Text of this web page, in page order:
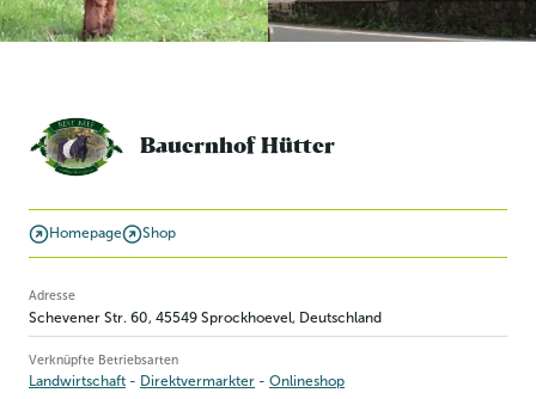
Bauernhof Hütter
Homepage Shop
Betriebsinformation
Adresse
Schevener Str. 60, 45549 Sprockhoevel, Deutschland
Verknüpfte Betriebsarten
Landwirtschaft Direktvermarkter Onlineshop